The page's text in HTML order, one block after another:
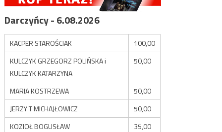
Darczyńcy - 6.08.2026
KACPER STAROŚCIAK
100,00
KULCZYK GRZEGORZ POLIŃSKA i
KULCZYK KATARZYNA
50,00
MARIA KOSTRZEWA
50,00
JERZY T MICHAJŁOWICZ
50,00
KOZIOŁ BOGUSŁAW
35,00